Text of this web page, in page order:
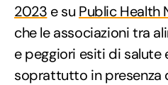
2023 e su Public Health
che le associazioni tra
e peggiori esiti di salute
soprattutto in presenza